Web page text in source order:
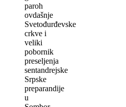
paroh
ovdašnje
Svetođurđevske
crkve i
veliki
pobornik
preselјenja
sentandrejske
Srpske
preparandije
u